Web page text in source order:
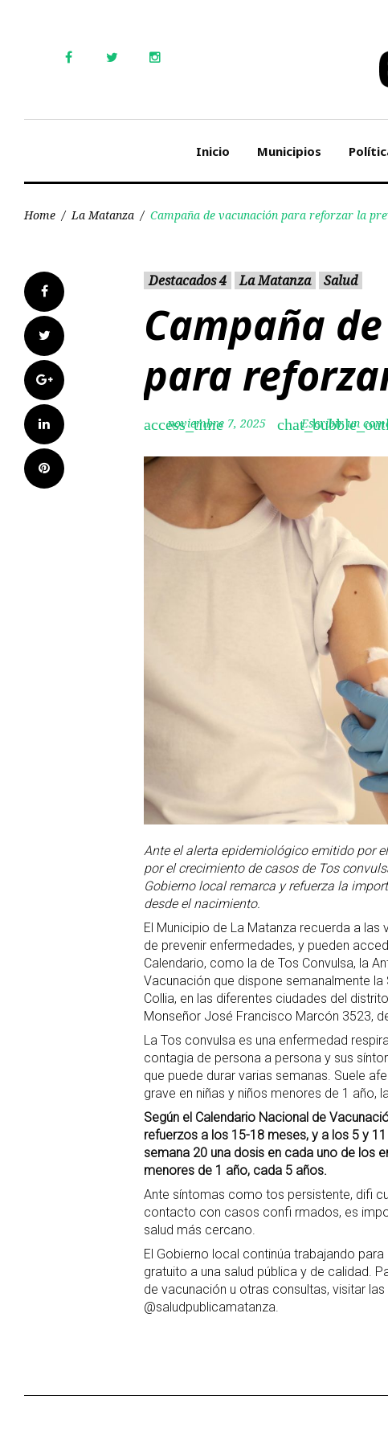
Inicio Municipios
Home / La Matanza / Campaña de vacunación para reforzar la
Facebook
Twitter
Google+
LinkedIn
Pinterest
Destacados 4 La Matanza Salud
Campaña
para
access_time
noviembre 7, 2025 Escribir un
Ante el alerta epidemiológico emitido por
por el crecimiento de casos de Tos
Gobierno local remarca y refuerza la
desde el nacimiento.
El Municipio de La Matanza recuerda a
de prevenir enfermedades, y pueden
Calendario, como la de Tos Convulsa, la
Vacunación que dispone semanalmente
Collia, en las diferentes ciudades del
Monseñor José Francisco Marcón 3523,
La Tos convulsa es una enfermedad
contagia de persona a persona y sus
que puede durar varias semanas. Suele
grave en niñas y niños menores de 1
Según el Calendario Nacional de
refuerzos a los 15-18 meses, y a los 5 y
semana 20 una dosis en cada uno de los
menores de 1 año, cada 5 años.
Ante síntomas como tos persistente, difi
contacto con casos confi rmados, es
salud más cercano.
El Gobierno local continúa trabajando
gratuito a una salud pública y de calidad.
de vacunación u otras consultas, visitar
@saludpublicamatanza.